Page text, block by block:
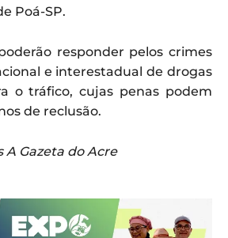
Poá-SP.
responder pelos crimes
e interestadual de drogas
o tráfico, cujas penas podem
de reclusão.
A Gazeta do Acre